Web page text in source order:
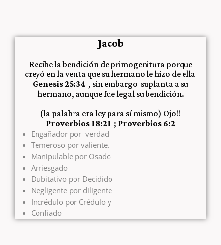
Jacob
Recibe la bendición de primogenitura porque
creyó en la venta que su hermano le hizo de ella
Genesis 25:34 , sin embargo suplanta a su
hermano, aunque fue legal su bendición.
(la palabra era ley para sí mismo) Ojo!!
Proverbios 18:21 ; Proverbios 6:2
Engañador por verdad
Temeroso por valiente.
Manipulable por Osado
Arriesgado
Dubitativo por Decidido
Negligente por diligente
Incrédulo por Crédulo y
Confiado